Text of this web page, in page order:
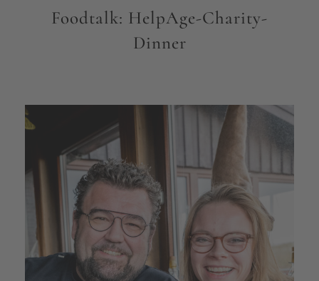
Foodtalk: HelpAge-Charity-
Dinner